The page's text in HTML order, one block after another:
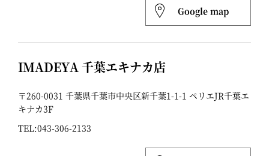
Google map
IMADEYA 千葉エキナカ店
〒260-0031 千葉県千葉市中央区新千葉1-1-1 ペリエJR千葉エ
キナカ3F
TEL:043-306-2133